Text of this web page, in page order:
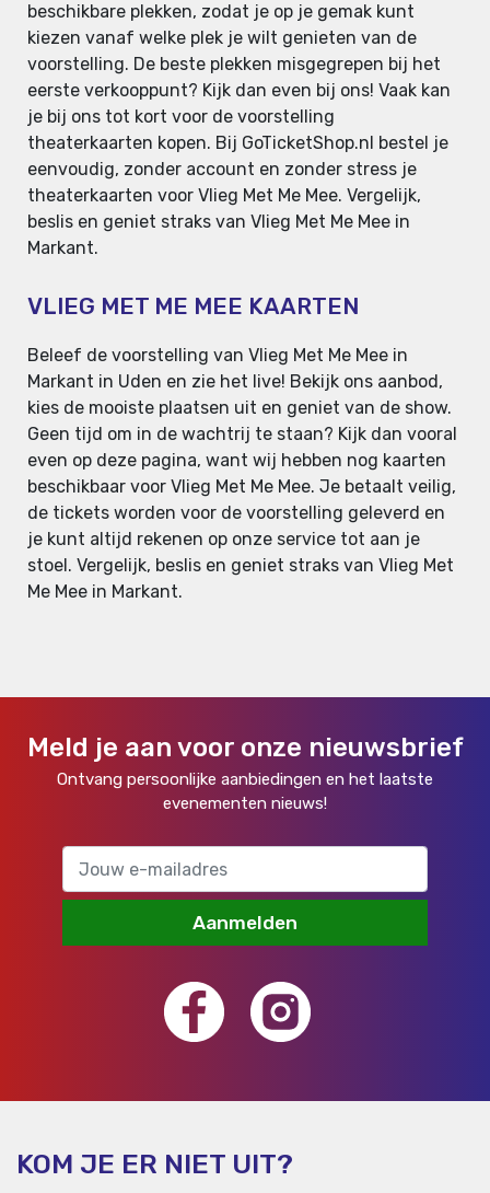
beschikbare plekken, zodat je op je gemak kunt
kiezen vanaf welke plek je wilt genieten van de
voorstelling. De beste plekken misgegrepen bij het
eerste verkooppunt? Kijk dan even bij ons! Vaak kan
je bij ons tot kort voor de voorstelling
theaterkaarten kopen. Bij GoTicketShop.nl bestel je
eenvoudig, zonder account en zonder stress je
theaterkaarten voor Vlieg Met Me Mee. Vergelijk,
beslis en geniet straks van Vlieg Met Me Mee in
Markant.
VLIEG MET ME MEE KAARTEN
Beleef de voorstelling van Vlieg Met Me Mee in
Markant in Uden en zie het live! Bekijk ons aanbod,
kies de mooiste plaatsen uit en geniet van de show.
Geen tijd om in de wachtrij te staan? Kijk dan vooral
even op deze pagina, want wij hebben nog kaarten
beschikbaar voor Vlieg Met Me Mee. Je betaalt veilig,
de tickets worden voor de voorstelling geleverd en
je kunt altijd rekenen op onze service tot aan je
stoel. Vergelijk, beslis en geniet straks van Vlieg Met
Me Mee in Markant.
Meld je aan voor onze nieuwsbrief
Ontvang persoonlijke aanbiedingen en het laatste
evenementen nieuws!
Aanmelden
KOM JE ER NIET UIT?